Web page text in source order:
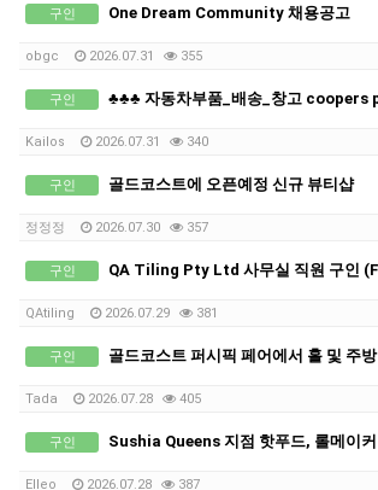
구인 One Dream Community 채용공고
obgc 2026.07.31 355
구인 ♣♣♣ 자동차부품_배송_창고 coopers plain_브리즈번_남
Kailos 2026.07.31 340
구인 골드코스트에 오픈예정 신규 뷰티샵
정정정 2026.07.30 357
구인 QA Tiling Pty Ltd 사무실 직원 구인
QAtiling 2026.07.29 381
구인 골드코스트 퍼시픽 페어에서 홀 및 주방 직원을
Tada 2026.07.28 405
구인 Sushia Queens 지점 핫푸드, 롤메이커 포
Elleo 2026.07.28 387